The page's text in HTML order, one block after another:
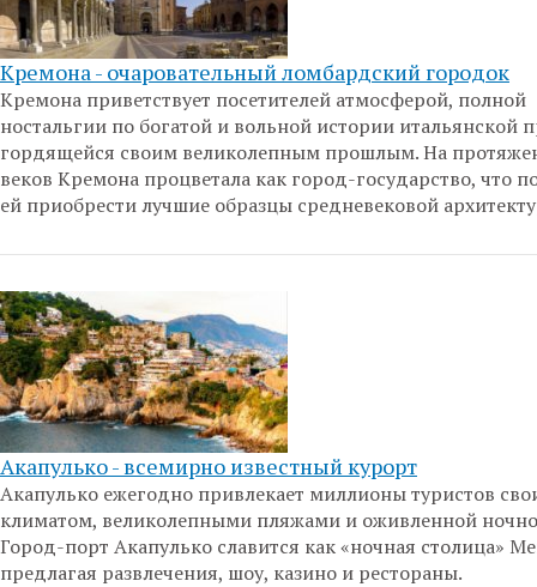
Кремона - очаровательный ломбардский городок
Кремона приветствует посетителей атмосферой, полной
ностальгии по богатой и вольной истории итальянской
гордящейся своим великолепным прошлым. На
веков Кремона процветала как город-государство, что
ей приобрести лучшие образцы средневековой
Акапулько - всемирно известный курорт
Акапулько ежегодно привлекает миллионы туристов
климатом, великолепными пляжами и оживленной
Город-порт Акапулько славится как «ночная столица»
предлагая развлечения, шоу, казино и рестораны.